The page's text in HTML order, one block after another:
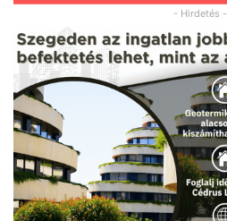
- Hirdetés -